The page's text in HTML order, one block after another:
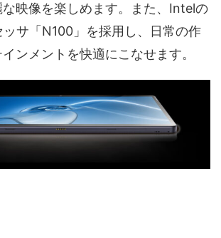
な映像を楽しめます。また、Intelの
サ「N100」を採用し、日常の作
ンメントを快適にこなせます。